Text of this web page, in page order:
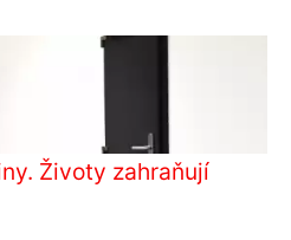
Životy zahraňují